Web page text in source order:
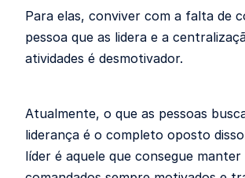
Para elas, conviver com a falta de
pessoa que as lidera e a
atividades é desmotivador.
Atualmente, o que as pessoas
liderança é o completo oposto
líder é aquele que consegue manter